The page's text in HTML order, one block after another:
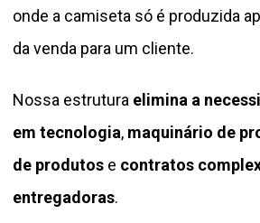
onde a camiseta só é produzida
da venda para um cliente.
Nossa estrutura elimina a
em tecnologia, maquinário de
de produtos e contratos
entregadoras.